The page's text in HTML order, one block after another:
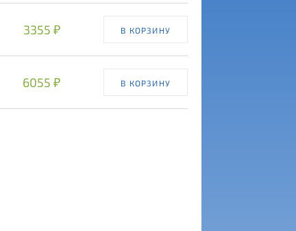
3355 ₽ В КОРЗИНУ
6055 ₽ В КОРЗИНУ